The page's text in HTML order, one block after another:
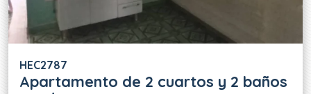
HEC2787
Apartamento de 2 cuartos y 2 baños